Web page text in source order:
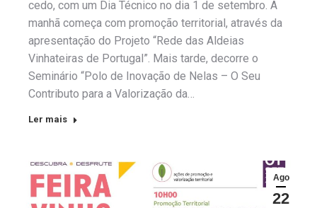
cedo, com um Dia Técnico no dia 1 de setembro. A
manhã começa com promoção territorial, através da
apresentação do Projeto “Rede das Aldeias
Vinhateiras de Portugal”. Mais tarde, decorre o
Seminário “Polo de Inovação de Nelas – O Seu
Contributo para a Valorização da…
Ler mais
Ago
22